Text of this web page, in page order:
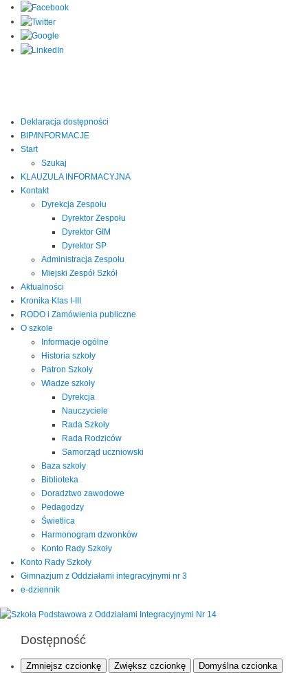
Deklaracja dostępności
BIP/INFORMACJE
Start
Szukaj
KLAUZULA INFORMACYJNA
Kontakt
Dyrekcja Zespołu
Dyrektor Zespołu
Dyrektor GIM
Dyrektor SP
Administracja Zespołu
Miejski Zespół Szkół
Aktualności
Kronika Klas I-III
RODO i Zamówienia publiczne
O szkole
Informacje ogólne
Historia szkoły
Patron Szkoły
Władze szkoły
Dyrekcja
Nauczyciele
Rada Szkoły
Rada Rodziców
Samorząd uczniowski
Baza szkoły
Biblioteka
Doradztwo zawodowe
Pedagodzy
Świetlica
Harmonogram dzwonków
Konto Rady Szkoły
Konto Rady Szkoły
Gimnazjum z Oddziałami integracyjnymi nr 3
e-dziennik
Dostępność
Zmniejsz czcionkę Zwiększ czcionkę
Domyślna czcionka